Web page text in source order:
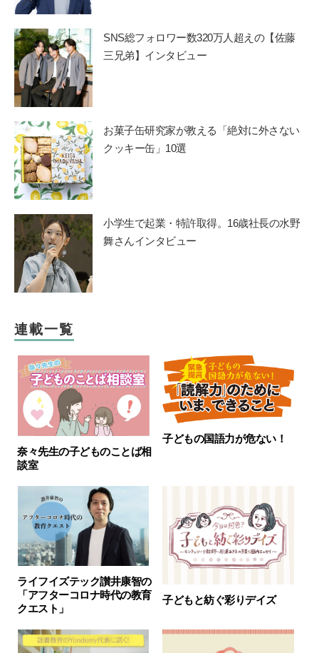
SNS総フォロワー数320万人超えの【佐藤
三兄弟】インタビュー
お菓子缶研究家が教える「絶対に外さない
クッキー缶」10選
小学生で起業・特許取得。16歳社長の水野
舞さんインタビュー
連載一覧
奈々先生の子どものことば相
談室
子どもの国語力が危ない！
ライフイズテック讃井康智の
「アフターコロナ時代の教育
クエスト」
子どもと紡ぐ彩りデイズ